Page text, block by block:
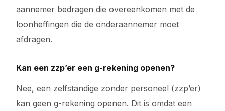
aannemer bedragen die overeenkomen met de
loonheffingen die de onderaannemer moet
afdragen.
Kan een zzp’er een g-rekening openen?
Nee, een zelfstandige zonder personeel (zzp’er)
kan geen g-rekening openen. Dit is omdat een